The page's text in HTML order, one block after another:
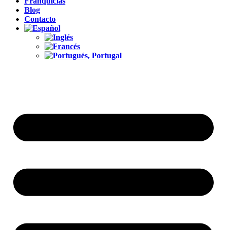
Blog
Contacto